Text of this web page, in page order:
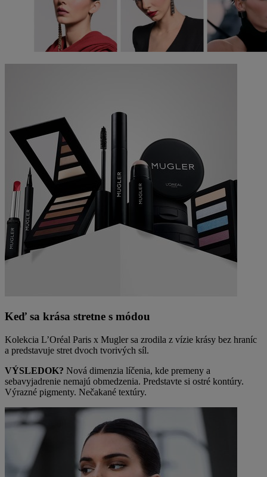
Keď sa krása stretne s módou
Kolekcia L’Oréal Paris x Mugler sa zrodila z vízie krásy bez hraníc
a predstavuje stret dvoch tvorivých síl.
VÝSLEDOK? Nová dimenzia líčenia, kde premeny a
sebavyjadrenie nemajú obmedzenia. Predstavte si ostré kontúry.
Výrazné pigmenty. Nečakané textúry.